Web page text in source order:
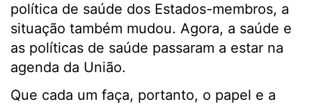
política de saúde dos Estados-membros, a
situação também mudou. Agora, a saúde e
as políticas de saúde passaram a estar na
agenda da União.
Que cada um faça, portanto, o papel e a